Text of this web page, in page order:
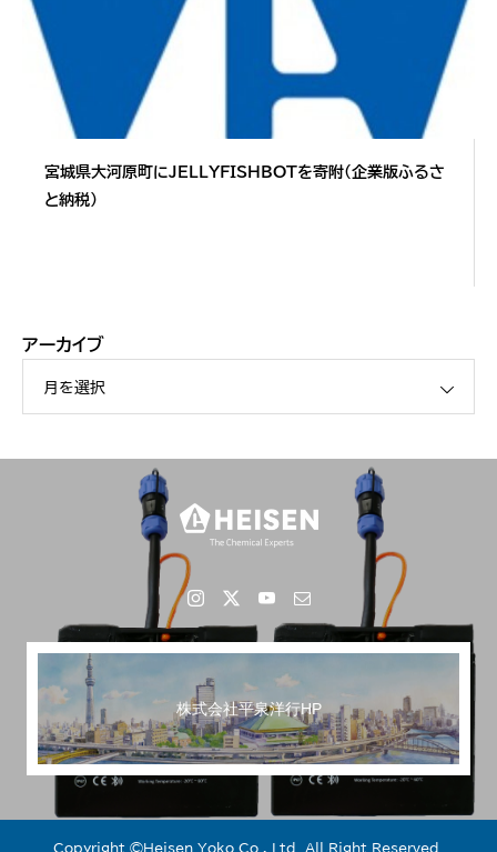
宮城県大河原町にJELLYFISHBOTを寄附（企業版ふるさ
と納税）
FANPS「ソリューションカタログ」に掲載
アーカイブ
月を選択
株式会社平泉洋行HP
Copyright ©︎Heisen Yoko Co., Ltd. All Right Reserved.